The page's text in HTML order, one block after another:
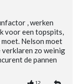
, werken
voor een topspits,
Nelson moet
zo weinig
de pannen